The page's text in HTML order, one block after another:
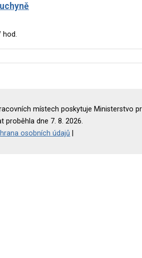
hod.
místech poskytuje Ministerstvo
proběhla dne 7. 8. 2026.
osobních údajů